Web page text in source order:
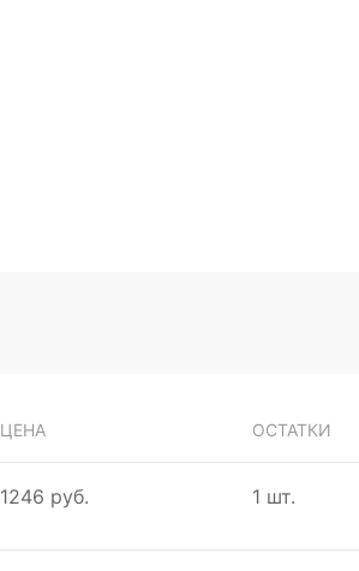
ЦЕНА ОСТАТКИ
1246 руб. 1 шт.